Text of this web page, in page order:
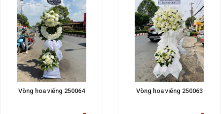
Vòng hoa viếng 250064 Vòng hoa viếng 250063